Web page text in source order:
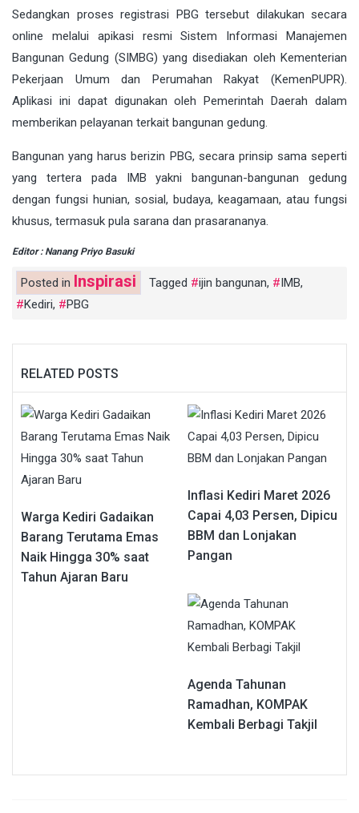
Sedangkan proses registrasi PBG tersebut dilakukan secara
online melalui apikasi resmi Sistem Informasi Manajemen
Bangunan Gedung (SIMBG) yang disediakan oleh Kementerian
Pekerjaan Umum dan Perumahan Rakyat (KemenPUPR).
Aplikasi ini dapat digunakan oleh Pemerintah Daerah dalam
memberikan pelayanan terkait bangunan gedung.
Bangunan yang harus berizin PBG, secara prinsip sama seperti
yang tertera pada IMB yakni bangunan-bangunan gedung
dengan fungsi hunian, sosial, budaya, keagamaan, atau fungsi
khusus, termasuk pula sarana dan prasarananya.
Editor : Nanang Priyo Basuki
Posted in Inspirasi Tagged ijin bangunan, IMB,
Kediri, PBG
RELATED POSTS
Warga Kediri Gadaikan
Barang Terutama Emas
Naik Hingga 30% saat
Tahun Ajaran Baru
Inflasi Kediri Maret 2026
Capai 4,03 Persen, Dipicu
BBM dan Lonjakan
Pangan
Agenda Tahunan
Ramadhan, KOMPAK
Kembali Berbagi Takjil